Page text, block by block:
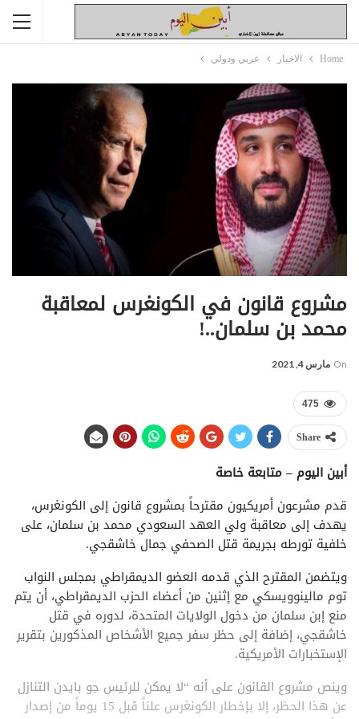
Home الاخبار عربي ودولي
مشروع قانون في الكونغرس لمعاقبة
محمد بن سلمان..!
On مارس 4, 2021
475
Share
أبين اليوم – متابعة خاصة
قدم مشرعون أمريكيون مقترحاً بمشروع قانون إلى الكونغرس،
يهدف إلى معاقبة ولي العهد السعودي محمد بن سلمان، على
خلفية تورطه بجريمة قتل الصحفي جمال خاشقجي.
ويتضمن المقترح الذي قدمه العضو الديمقراطي بمجلس النواب
توم مالينوويسكي مع إثنين من أعضاء الحزب الديمقراطي، أن يتم
منع إبن سلمان من دخول الولايات المتحدة، لدوره في قتل
خاشقجي، إضافة إلى حظر سفر جميع الأشخاص المذكورين بتقرير
الإستخبارات الأمريكية.
وينص مشروع القانون على أنه “لا يمكن للرئيس جو بايدن التنازل
عن هذا الحظر، إلا بإخطار الكونغرس علناً قبل 15 يوماً من إصدار